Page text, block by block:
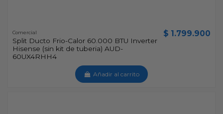
Comercial
Split Ducto Frio-Calor 60.000 BTU Inverter
Hisense (sin kit de tuberia) AUD-
60UX4RHH4
$ 1.799.900
Añadir al carrito